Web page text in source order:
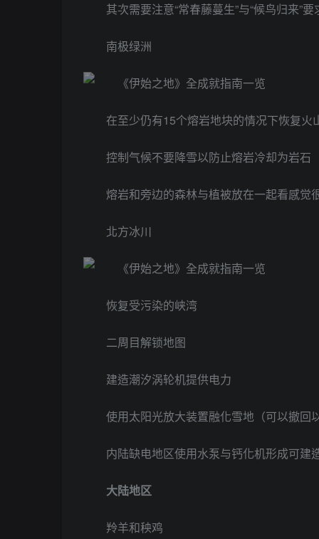
其次需要注意“常春藤蔓生”与“候鸟归来”
南极绿洲
在至少仍有15个熔岩地块的情况下恢复火
控制气候不要降雪以防止熔岩冷却为岩石
熔岩和旁边的森林与植被放在一起看感觉
北方冰川
恢复受污染的峡湾
二周目解锁地图
建造潮汐涡轮机提供电力
使用太阳光放大装置融化雪地（可以撤回
内陆缺电地区使用水泵与钙化机形成可建
大陆地区
羚羊和秧鸡